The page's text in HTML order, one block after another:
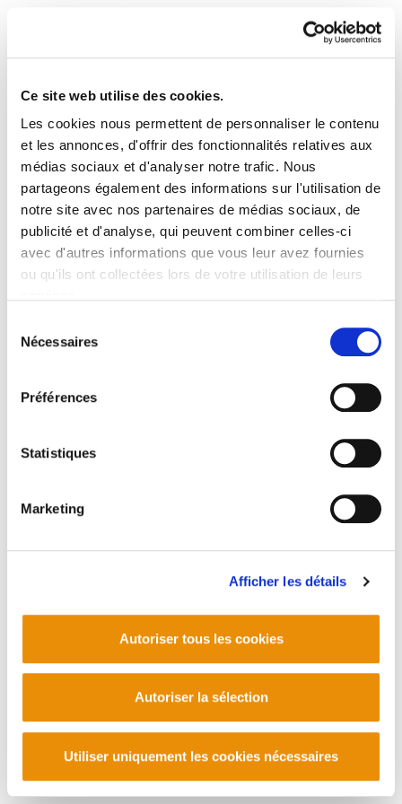
Ce site web utilise des cookies.
Les cookies nous permettent de personnaliser le contenu
et les annonces, d'offrir des fonctionnalités relatives aux
médias sociaux et d'analyser notre trafic. Nous
partageons également des informations sur l'utilisation de
notre site avec nos partenaires de médias sociaux, de
publicité et d'analyse, qui peuvent combiner celles-ci
avec d'autres informations que vous leur avez fournies
ou qu'ils ont collectées lors de votre utilisation de leurs
Nécessaires
Préférences
Statistiques
Marketing
Afficher les détails
Autoriser tous les cookies
Autoriser la sélection
Utiliser uniquement les cookies nécessaires
ELA Astekaria 110
ELA Astekaria 110.pdf920.0 KB
PLAN DU SITE ACCESSIBILITÉ CONTACT
Manu Robles-Arangiz Institutua Fundazioa
Corderliers karrika 20 - 64100 Baiona -
Contact